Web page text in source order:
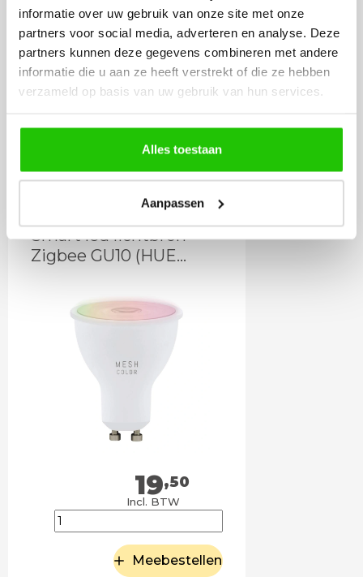
informatie over uw gebruik van onze site met onze
partners voor social media, adverteren en analyse. Deze
partners kunnen deze gegevens combineren met andere
informatie die u aan ze heeft verstrekt of die ze hebben
verzameld op basis van uw gebruik van hun services.
Alles toestaan
Aanpassen
12,95
Incl. BTW
Meebestellen
Smart led lichtbron
Zigbee GU10 (HUE
19,50
Incl. BTW
Meebestellen